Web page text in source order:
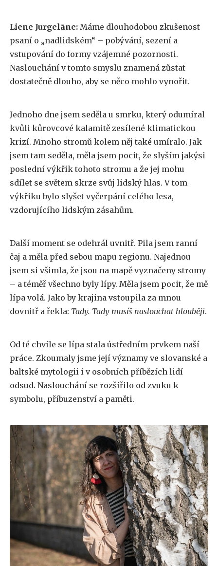
Liene Jurgelāne: Máme dlouhodobou zkušenost
psaní o „nadlidském“ – pobývání, sezení a
vstupování do formy vzájemné pozornosti.
Naslouchání v tomto smyslu znamená zůstat
dostatečně dlouho, aby se něco mohlo vynořit.
Jednoho dne jsem seděla u smrku, který odumíral
kvůli kůrovcové kalamitě zesílené klimatickou
krizí. Mnoho stromů kolem něj také umíralo. Jak
jsem tam seděla, měla jsem pocit, že slyším jakýsi
poslední výkřik tohoto stromu a že jej mohu
sdílet se světem skrze svůj lidský hlas. V tom
výkřiku bylo slyšet vyčerpání celého lesa,
vzdorujícího lidským zásahům.
Další moment se odehrál uvnitř. Pila jsem ranní
čaj a měla před sebou mapu regionu. Najednou
jsem si všimla, že jsou na mapě vyznačeny stromy
– a téměř všechno byly lípy. Měla jsem pocit, že mě
lípa volá. Jako by krajina vstoupila za mnou
dovnitř a řekla: Tady. Tady musíš naslouchat hlouběji.
Od té chvíle se lípa stala ústředním prvkem naší
práce. Zkoumaly jsme její významy ve slovanské a
baltské mytologii i v osobních příbězích lidí
odsud. Naslouchání se rozšířilo od zvuku k
symbolu, příbuzenství a paměti.